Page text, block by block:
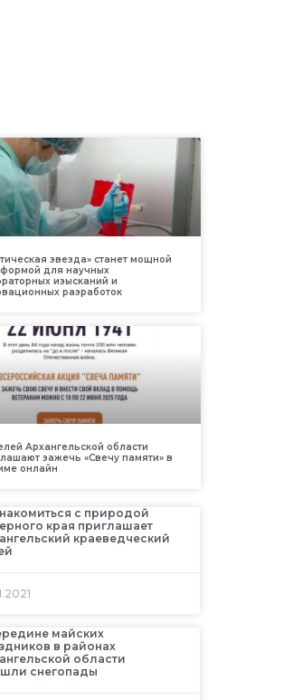
звезда» станет мощной
для научных
изысканий и
разработок
Архангельской области
зажечь «Свечу памяти» в
онлайн
с природой
края приглашает
краеведческий
майских
в районах
области
снегопады